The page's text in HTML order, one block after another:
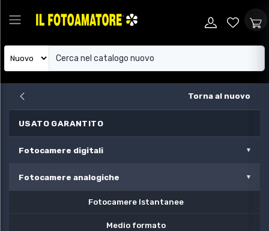
Torna al nuovo
USATO GARANTITO
Fotocamere digitali
Fotocamere analogiche
Fotocamere Istantanee
Medio formato